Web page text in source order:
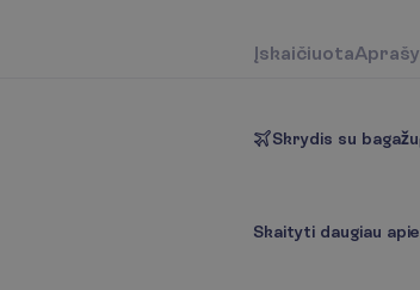
ĮskaičiuotaAprašy
Skrydis su bagažu
Skaityti daugiau apie